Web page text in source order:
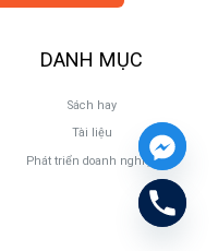
DANH MỤC
Sách hay
Tài liệu
Phát triển doanh nghiệp